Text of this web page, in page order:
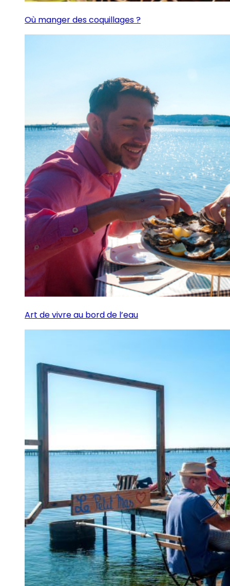
Où manger des coquillages ?
Art de vivre au bord de l’eau